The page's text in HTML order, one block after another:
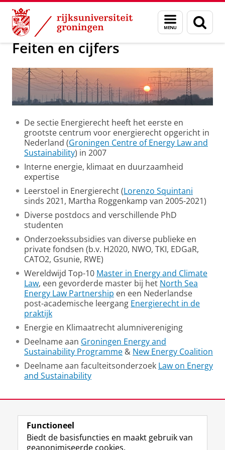
Skip
Content
Skip
Navigation
Menu
en
zoeken
Over ons ELS
Feiten en cijfers
De sectie Energierecht heeft het eerste en
grootste centrum voor energierecht opgericht in
Nederland (Groningen Centre of Energy Law and
Sustainability) in 2007
Interne energie, klimaat en duurzaamheid
expertise
Leerstoel in Energierecht (Lorenzo Squintani
sinds 2021, Martha Roggenkamp van 2005-2021)
Diverse postdocs and verschillende PhD
studenten
Onderzoekssubsidies van diverse publieke en
private fondsen (b.v. H2020, NWO, TKI, EDGaR,
CATO2, Gsunie, RWE)
Wereldwijd Top-10 Master in Energy and Climate
Law, een gevorderde master bij het North Sea
Energy Law Partnership en een Nederlandse
post-academische leergang Energierecht in de
praktijk
Energie en Klimaatrecht alumnivereniging
Deelname aan Groningen Energy and
Sustainability Programme & New Energy Coalition
Deelname aan faculteitsonderzoek Law on Energy
and Sustainability
View this page in:English
Functioneel
Biedt de basisfuncties en maakt gebruik van
geanonimiseerde cookies.